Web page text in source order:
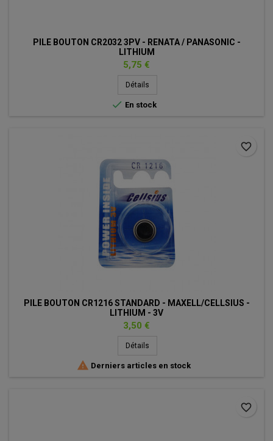
PILE BOUTON CR2032 3PV - RENATA / PANASONIC -
LITHIUM
Prix
5,75 €
Détails
 En stock
PILE BOUTON CR1216 STANDARD - MAXELL/CELLSIUS -
LITHIUM - 3V
Prix
3,50 €
Détails
 Derniers articles en stock
favorite_border
favorite_border